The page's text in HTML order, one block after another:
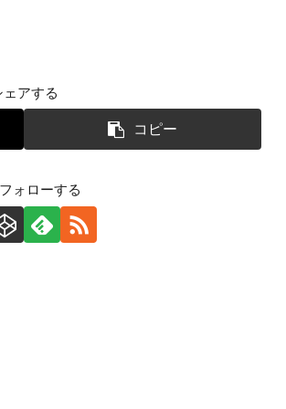
ェアする
コピー
ォローする